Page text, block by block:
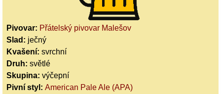
Pivovar: Přátelský pivovar Malešov
Slad: ječný
Kvašení: svrchní
Druh: světlé
Skupina: výčepní
Pivní styl: American Pale Ale (APA)